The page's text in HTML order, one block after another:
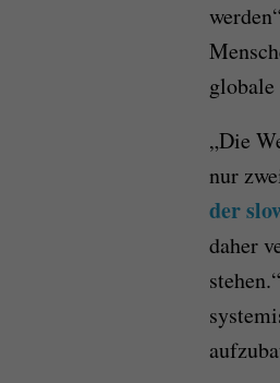
globale
„Die
nur
der
daher